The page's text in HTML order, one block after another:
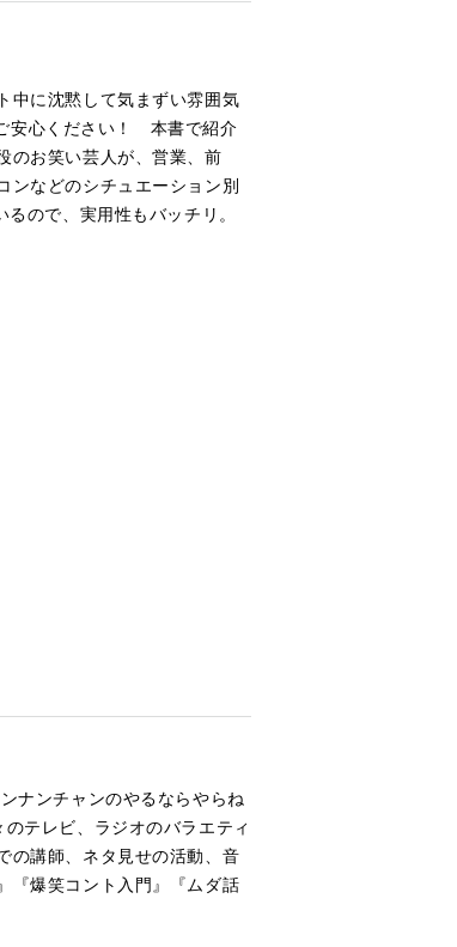
中に沈黙して気まずい雰囲気
安心ください！ 本書で紹介
のお笑い芸人が、営業、前
ンなどのシチュエーション別
ので、実用性もバッチリ。
ナンチャンのやるならやらね
テレビ、ラジオのバラエティ
の講師、ネタ⾒せの活動、音
『爆笑コント⼊⾨』『ムダ話